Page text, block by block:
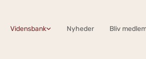
Vidensbank Nyheder Bliv